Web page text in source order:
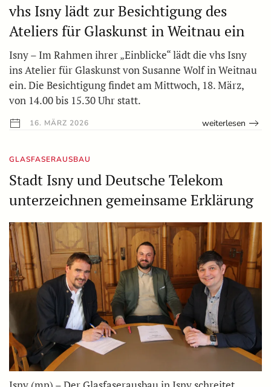
vhs Isny lädt zur Besichtigung des
Ateliers für Glaskunst in Weitnau ein
Isny – Im Rahmen ihrer „Einblicke“ lädt die vhs Isny
ins Atelier für Glaskunst von Susanne Wolf in Weitnau
ein. Die Besichtigung findet am Mittwoch, 18. März,
von 14.00 bis 15.30 Uhr statt.
16. MÄRZ 2026 weiterlesen
GLASFASERAUSBAU
Stadt Isny und Deutsche Telekom
unterzeichnen gemeinsame Erklärung